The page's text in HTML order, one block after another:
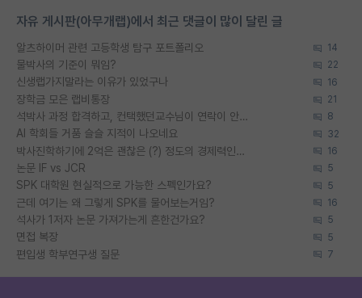
자유 게시판(아무개랩)에서 최근 댓글이 많이 달린 글
알츠하이머 관련 고등학생 탐구 포트폴리오 14
물박사의 기준이 뭐임? 22
신생랩가지말라는 이유가 있었구나 16
장학금 모은 랩비통장 21
석박사 과정 합격하고, 컨택했던교수님이 연락이 안됩니다... 8
AI 학회들 거품 슬슬 지적이 나오네요 32
박사진학하기에 2억은 괜찮은 (?) 정도의 경제력인가요 16
논문 IF vs JCR 5
SPK 대학원 현실적으로 가능한 스펙인가요? 5
근데 여기는 왜 그렇게 SPK를 물어보는거임? 16
석사가 1저자 논문 가져가는게 흔한건가요? 5
면접 복장 5
편입생 학부연구생 질문 7